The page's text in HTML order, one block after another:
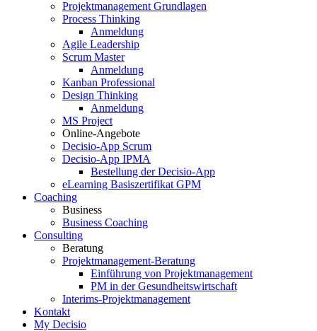
Projektmanagement Grundlagen
Process Thinking
Anmeldung
Agile Leadership
Scrum Master
Anmeldung
Kanban Professional
Design Thinking
Anmeldung
MS Project
Online-Angebote
Decisio-App Scrum
Decisio-App IPMA
Bestellung der Decisio-App
eLearning Basiszertifikat GPM
Coaching
Business
Business Coaching
Consulting
Beratung
Projektmanagement-Beratung
Einführung von Projektmanagement
PM in der Gesundheitswirtschaft
Interims-Projektmanagement
Kontakt
My Decisio